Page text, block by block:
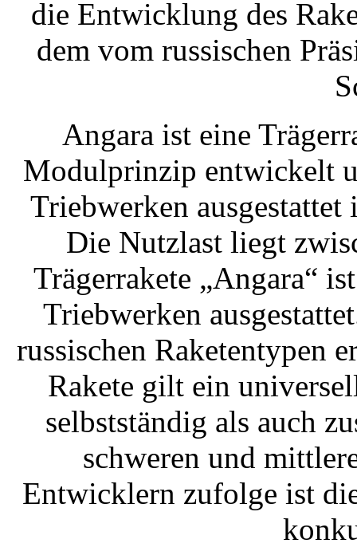
die Entwicklung des
dem vom russischen
Angara ist eine
Modulprinzip entwickelt
Triebwerken ausgestattet
Die Nutzlast liegt
Trägerrakete „Angara“
Triebwerken
russischen Raketentypen
Rakete gilt ein
selbstständig als auch
schweren und
Entwicklern zufolge ist